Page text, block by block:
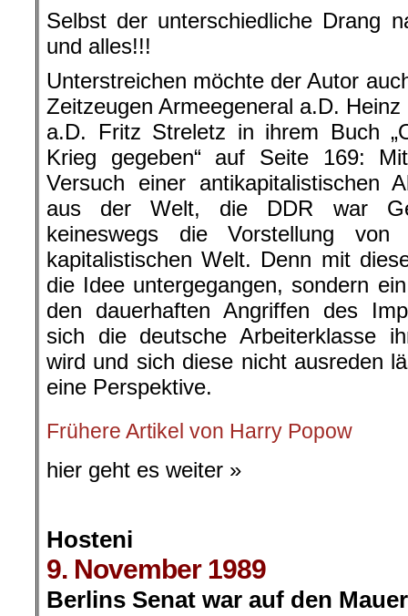
Selbst der unterschiedliche Drang
und alles!!!
Unterstreichen möchte der Autor
Zeitzeugen Armeegeneral a.D.
a.D. Fritz Streletz in ihrem Buch
Krieg gegeben“ auf Seite 169:
Versuch einer antikapitalistischen
aus der Welt, die DDR war
keineswegs die Vorstellung
kapitalistischen Welt. Denn mit
die Idee untergegangen, sondern
den dauerhaften Angriffen des
sich die deutsche Arbeiterklasse
wird und sich diese nicht ausreden
eine Perspektive.
Frühere Artikel von Harry Popow
hier geht es weiter »
Hosteni
9. November 1989
Berlins Senat war auf den